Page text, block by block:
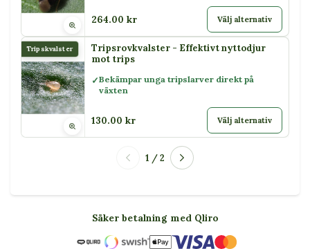
264.00 kr Välj alternativ
Tripskvalster
Tripsrovkvalster - Effektivt nyttodjur
mot trips
Bekämpar unga tripslarver direkt på
växten
130.00 kr Välj alternativ
1 / 2
Säker betalning med Qliro